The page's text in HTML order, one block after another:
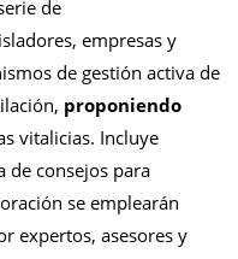
de
empresas y
de gestión activa de
proponiendo
vitalicias. Incluye
de consejos para
se emplearán
expertos, asesores y